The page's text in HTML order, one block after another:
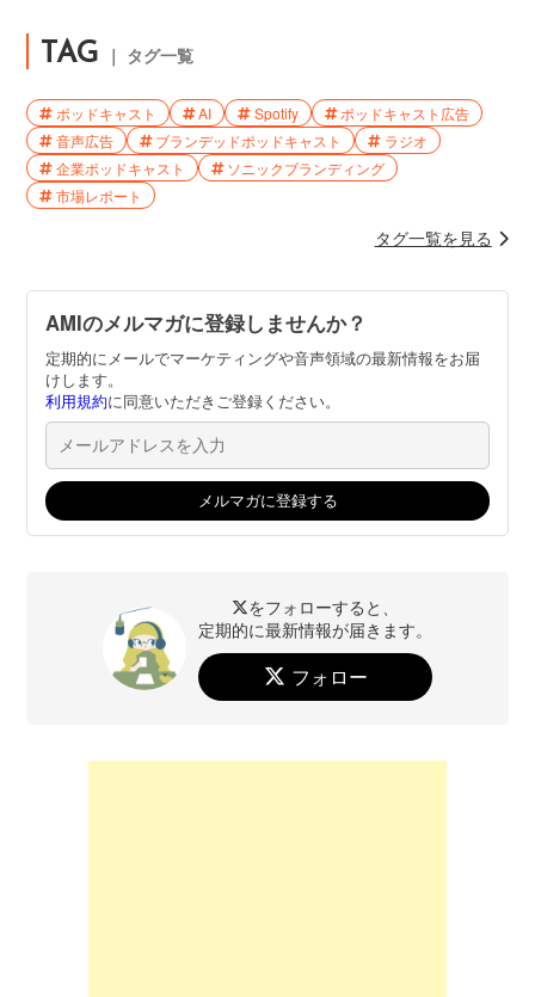
TAG ｜ タグ一覧
ポッドキャスト AI Spotify
ポッドキャスト広告
音声広告
ブランデッドポッドキャスト
ラジオ
企業ポッドキャスト
ソニックブランディング
市場レポート
タグ一覧を見る
AMIのメルマガに登録しませんか？
定期的にメールでマーケティングや音声領域の最新情報をお届
けします。
利用規約に同意いただきご登録ください。
をフォローすると、
定期的に最新情報が届きます。
フォロー